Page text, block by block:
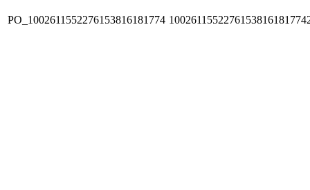
PO_1002611552276153816181774